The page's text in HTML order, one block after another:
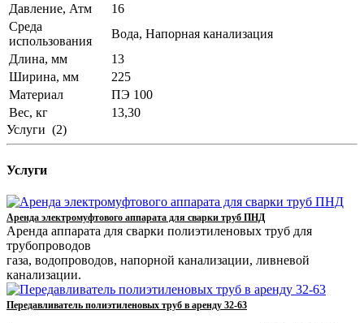
Давление, Атм
16
Среда
использования
Вода, Напорная канализация
Длина, мм
13
Ширина, мм
225
Материал
ПЭ 100
Вес, кг
13,30
Услуги (2)
Услуги
Аренда электромуфтового аппарата для сварки труб ПНД
Аренда аппарата для сварки полиэтиленовых труб для
трубопроводов
газа, водопроводов, напорной канализации, ливневой
канализации.
Передавливатель полиэтиленовых труб в аренду 32-63